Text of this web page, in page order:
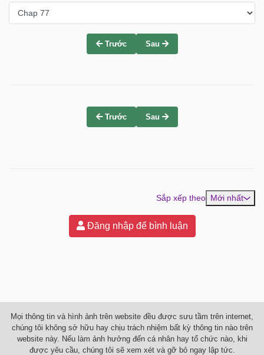
Trước Sau
Trước Sau
Sắp xếp theo Mới nhất
Đăng nhập để bình luận
Mọi thông tin và hình ảnh trên website đều được sưu tầm trên internet,
chúng tôi không sở hữu hay chịu trách nhiệm bất kỳ thông tin nào trên
website này. Nếu làm ảnh hưởng đến cá nhân hay tổ chức nào, khi
được yêu cầu, chúng tôi sẽ xem xét và gỡ bỏ ngay lập tức.